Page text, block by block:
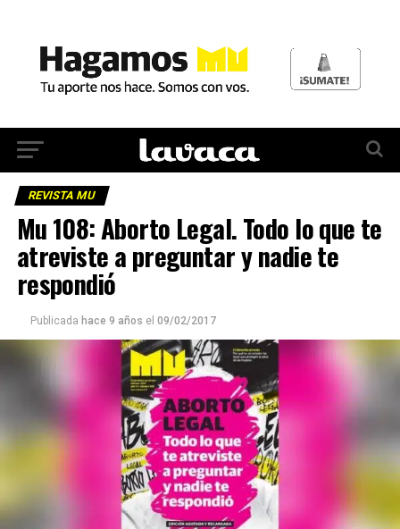
REVISTA MU
Mu 108: Aborto Legal. Todo lo que te
atreviste a preguntar y nadie te
respondió
Publicada hace 9 años el 09/02/2017